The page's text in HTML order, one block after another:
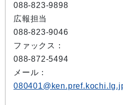
088-823-9898
広報担当
088-823-9046
ファックス：
088-872-5494
メール：